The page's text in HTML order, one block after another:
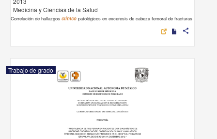
Medicina y Ciencias de la Salud
Correlación de hallazgosclínico patológicos en exceresis de cabeza femoral de fracturas
share
Trabajo de grado